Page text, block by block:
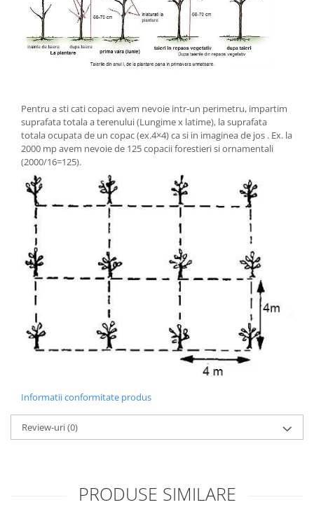
Pentru a sti cati copaci avem nevoie intr-un perimetru, impartim
suprafata totala a terenului (Lungime x latime), la suprafata
totala ocupata de un copac (ex.4×4) ca si in imaginea de jos . Ex. la
2000 mp avem nevoie de 125 copacii forestieri si ornamentali
(2000/16=125).
Informatii conformitate produs
Review-uri(0)
PRODUSE SIMILARE